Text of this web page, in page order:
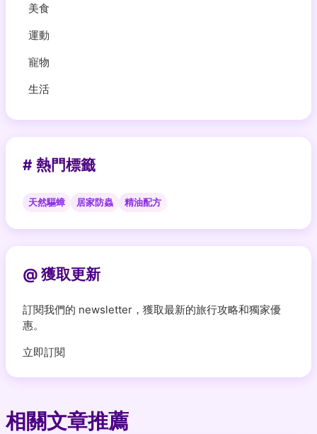
美食
運動
寵物
生活
# 熱門標籤
天然驅蟑 居家防蟲 精油配方
@ 獲取更新
訂閱我們的 newsletter，獲取最新的旅行攻略和獨家優
惠。
立即訂閱
相關文章推薦